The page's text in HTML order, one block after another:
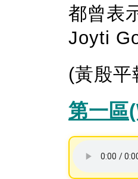
都曾表
Joyti
(黃殷平
第一區